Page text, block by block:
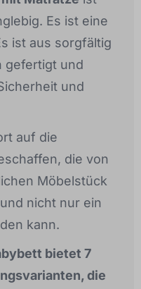
Es ist eine
ist aus sorgfältig
gefertigt und
und
auf die
die von
Möbelstück
nicht nur ein
kann.
bietet 7
die